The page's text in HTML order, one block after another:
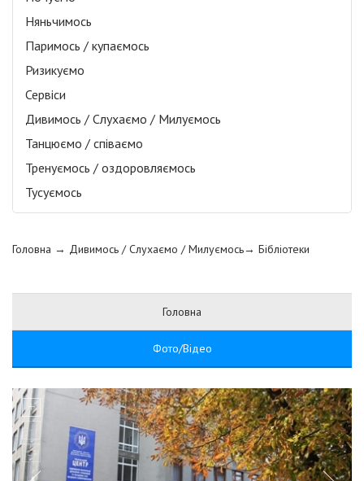
Няньчимось
Паримось / купаємось
Ризикуємо
Сервіси
Дивимось / Слухаємо / Милуємось
Танцюємо / співаємо
Тренуємось / оздоровляємось
Тусуємось
Головна → Дивимось / Слухаємо / Милуємось→ Бібліотеки
Головна
Фото/Відео